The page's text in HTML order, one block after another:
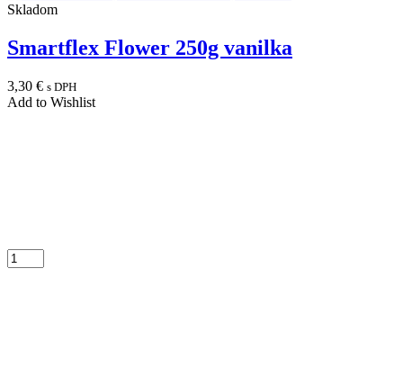
Skladom
Smartflex Flower 250g vanilka
3,30 € s DPH
Add to Wishlist